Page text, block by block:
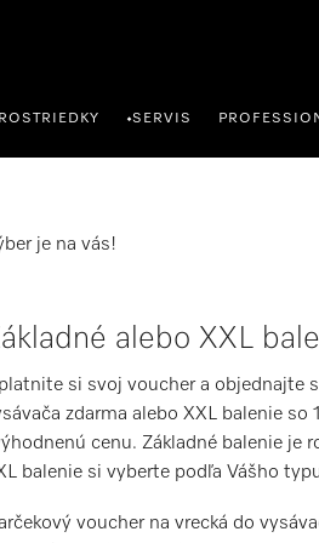
•SERVIS
je na vás!
alebo XXL
si svoj voucher a objednajte
zdarma alebo XXL balenie so
cenu. Základné balenie je
balenie si vyberte podľa Vášho
voucher na vrecká do